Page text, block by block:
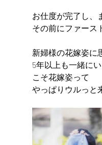
お仕度が完了し
その前にファース
新婦様の花嫁姿に
5年以上も一緒に
こそ花嫁姿って
やっぱりウルっと